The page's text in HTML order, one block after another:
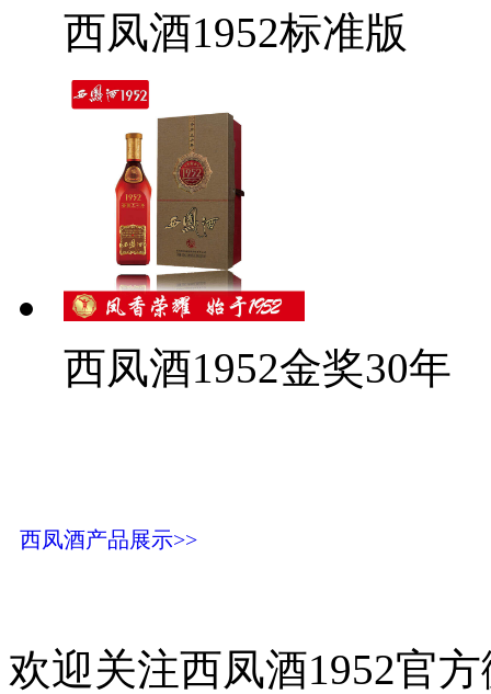
西凤酒1952标准版
西凤酒1952金奖30年
西凤酒产品展示>>
欢迎关注西凤酒1952官